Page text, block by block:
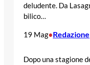
deludente. Da
bilico…
19 Mag•Redazione
Dopo una stagione